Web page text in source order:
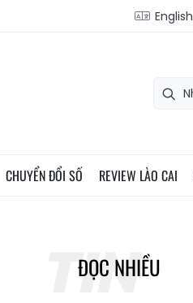
English
CHUYỂN ĐỔI SỐ REVIEW LÀO CAI
ĐỌC NHIỀU